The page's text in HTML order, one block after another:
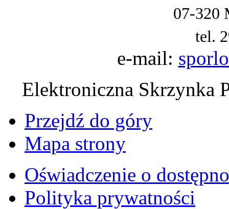
07-320
tel.
e-mail:
Elektroniczna Skrzynka
Przejdź do góry
Mapa strony
Oświadczenie o
Polityka prywatności